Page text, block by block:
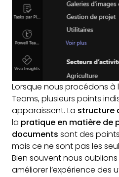
Lorsque nous procédons à
Teams, plusieurs points
apparaissent. La structure
la pratique en matière de
documents sont des
mais ce ne sont pas les
Bien souvent nous
améliorer l’expérience des